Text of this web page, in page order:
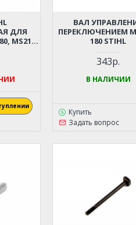
ДЛЯ
MS210,
ВАЛ
ПЕРЕКЛЮЧЕНИЕМ
180 STIHL
343р.
В НАЛИЧИИ
Купить
Задать вопрос